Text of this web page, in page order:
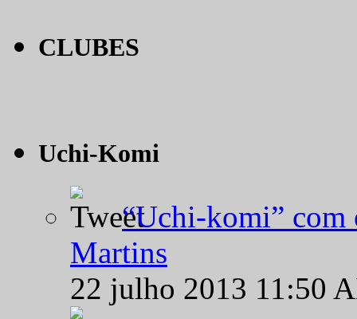
CLUBES
Uchi-Komi
“Uchi-komi” com
Martins
22 julho 2013 11:50